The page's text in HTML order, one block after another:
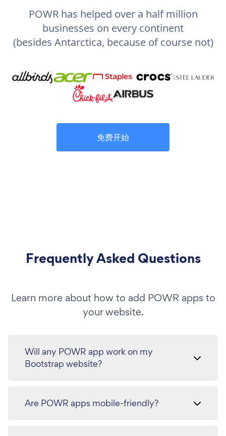
POWR has helped over a half million
businesses on every continent
(besides Antarctica, because of course not)
免费开始
Frequently Asked Questions
Learn more about how to add POWR apps to
your website.
Will any POWR app work on my
Bootstrap website?
Are POWR apps mobile-friendly?